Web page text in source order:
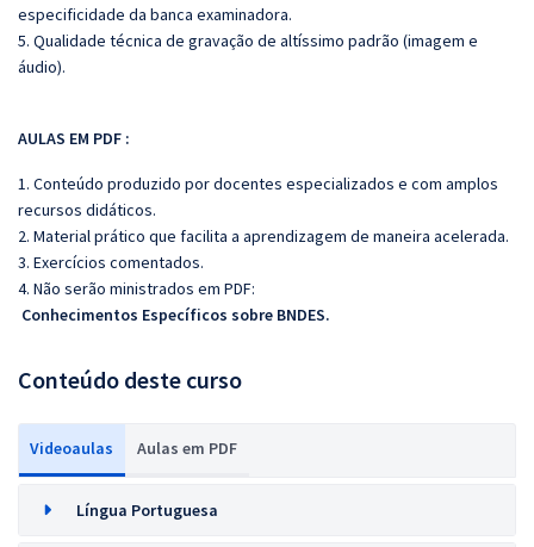
especificidade da banca examinadora.
5. Qualidade técnica de gravação de altíssimo padrão (imagem e
áudio).
AULAS EM PDF :
1. Conteúdo produzido por docentes especializados e com amplos
recursos didáticos.
2. Material prático que facilita a aprendizagem de maneira acelerada.
3. Exercícios comentados.
4. Não serão ministrados em PDF:
Conhecimentos Específicos sobre BNDES.
Conteúdo deste curso
Videoaulas Aulas em PDF
Língua Portuguesa